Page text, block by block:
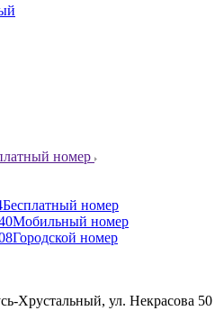
номер
Бесплатный номер
Мобильный номер
Городской номер
Хрустальный, ул. Некрасова 50